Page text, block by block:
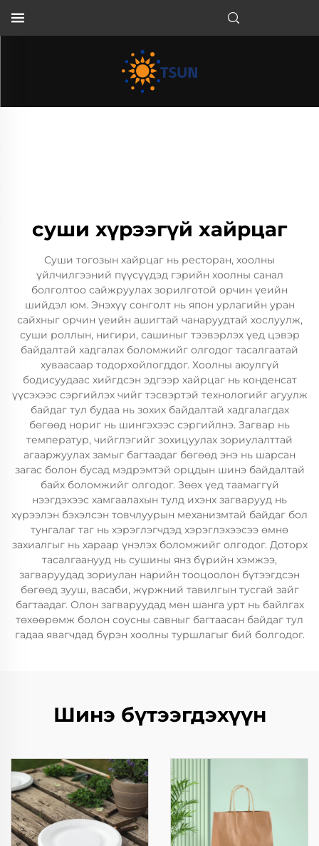
суши хүрээгүй хайрцаг
Суши тогозын хайрцаг нь ресторан, хоолны
үйлчилгээний пүүсүүдэд гэрийн хоолны санал
болголтоо сайжруулах зорилготой орчин үеийн
шийдэл юм. Энэхүү сонголт нь япон урлагийн уран
сайхныг орчин үеийн ашигтай чанаруудтай хослуулж,
суши роллын, нигири, сашиныг тээвэрлэх үед цэвэр
байдалтай хадгалах боломжийг олгодог тасалгаатай
хуваасаар тодорхойлогддог. Хоолны аюулгүй
бодисуудаас хийгдсэн эдгээр хайрцаг нь конденсат
үүсэхээс сэргийлэх чийг тэсвэртэй технологийг агуулж
байдаг тул будаа нь зохих байдалтай хадгалагдах
бөгөөд нориг нь шингэхээс сэргийлнэ. Загвар нь
температур, чийглэгийг зохицуулах зориулалттай
агааржуулах замыг багтаадаг бөгөөд энэ нь шарсан
загас болон бусад мэдрэмтэй орцдын шинэ байдалтай
байх боломжийг олгодог. Зөөх үед таамаггүй
нээгдэхээс хамгаалахын тулд ихэнх загварууд нь
хүрээлэн бэхэлсэн товчлуурын механизмтай байдаг бол
тунгалаг таг нь хэрэглэгчдэд хэрэглэхээсээ өмнө
захиалгыг нь хараар үнэлэх боломжийг олгодог. Доторх
тасалгаанууд нь сушины янз бүрийн хэмжээ,
загваруудад зориулан нарийн тооцоолон бүтээгдсэн
бөгөөд зууш, васаби, жүржний тавилгын тусгай зайг
багтаадаг. Олон загваруудад мөн шанга урт нь байлгах
төхөөрөмж болон соусны савныг багтаасан байдаг тул
гадаа явагчдад бүрэн хоолны туршлагыг бий болгодог.
Шинэ бүтээгдэхүүн